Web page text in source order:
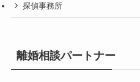
探偵事務所
離婚相談パートナー